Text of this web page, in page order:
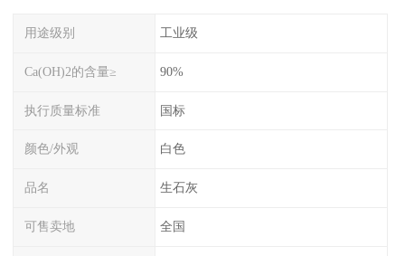
用途级别 工业级
Ca(OH)2的含量≥ 90%
执行质量标准 国标
颜色/外观 白色
品名 生石灰
可售卖地 全国